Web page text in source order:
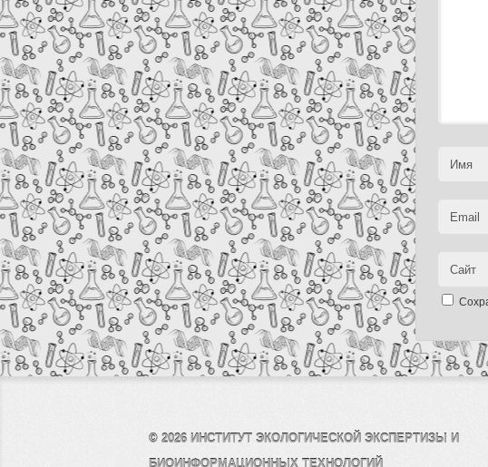
Имя
Email
Сайт
© 2026 ИНСТИТУТ ЭКОЛОГИЧЕСКОЙ ЭКСПЕРТИЗЫ И
БИОИНФОРМАЦИОННЫХ ТЕХНОЛОГИЙ